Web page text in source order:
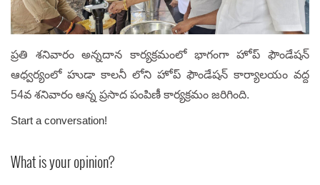
ప్రతి శనివారం అన్నదాన కార్యక్రమంలో భాగంగా హోప్ ఫౌండేషన్
ఆధ్వర్యంలో హుడా కాలనీ లోని హోప్ ఫౌండేషన్ కార్యాలయం వద్ద
54వ శనివారం ఆన్న ప్రసాద పంపిణీ కార్యక్రమం జరిగింది.
Start a conversation!
What is your opinion?